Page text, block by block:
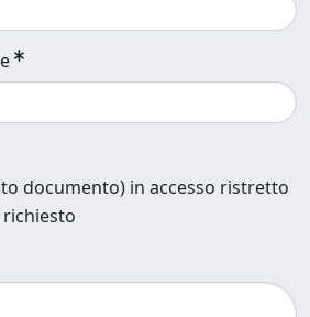
documento) in accesso ristretto
richiesto